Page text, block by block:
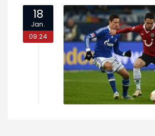
18
Jan.
09:24